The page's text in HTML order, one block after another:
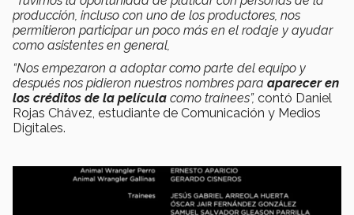
producción, incluso con uno de los productores, nos
permitieron participar un poco más en el rodaje y ayudar
como asistentes en general,
“Nos empezaron a adoptar como parte del equipo y
después nos pidieron nuestros nombres para aparecer en
los créditos de la película como trainees”, contó Daniel
Rojas Chávez, estudiante de Comunicación y Medios
Digitales.